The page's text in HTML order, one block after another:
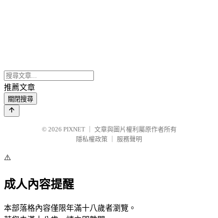
推薦文章
關閉搜尋
© 2026 PIXNET
文章與圖片權利屬原作者所有
隱私權政策
服務聲明
⚠️
成人內容提醒
本部落格內容僅限年滿十八歲者瀏覽。